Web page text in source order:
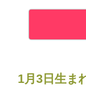
1月3日生ま